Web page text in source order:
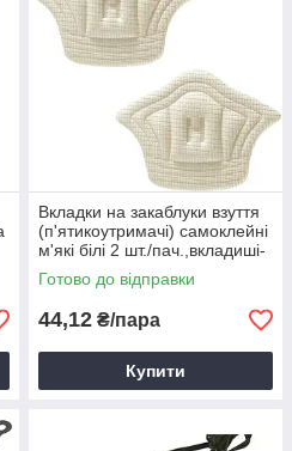
Вкладки на закаблуки взуття
(п'ятикоутримачі) самоклейні
м'які білі 2 шт./пач.,вкладиші-
задники на п'яту
Готово до відправки
44,12 ₴/пара
Купити